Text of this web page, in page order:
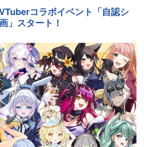
コラボイベント「自認シ
」スタート！